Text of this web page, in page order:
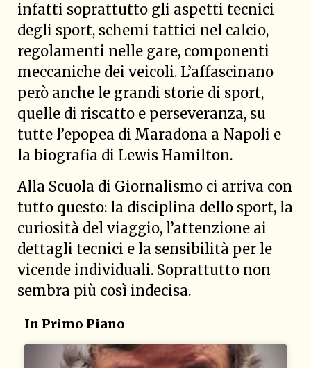
infatti soprattutto gli aspetti tecnici
degli sport, schemi tattici nel calcio,
regolamenti nelle gare, componenti
meccaniche dei veicoli. L’affascinano
però anche le grandi storie di sport,
quelle di riscatto e perseveranza, su
tutte l’epopea di Maradona a Napoli e
la biografia di Lewis Hamilton.
Alla Scuola di Giornalismo ci arriva con
tutto questo: la disciplina dello sport, la
curiosità del viaggio, l’attenzione ai
dettagli tecnici e la sensibilità per le
vicende individuali. Soprattutto non
sembra più così indecisa.
In Primo Piano